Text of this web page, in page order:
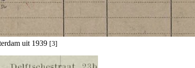
uit 1939 [3]